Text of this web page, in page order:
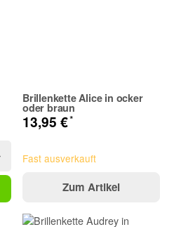
Brillenkette Alice in ocker
oder braun
13,95 €*
Fast ausverkauft
Zum Artikel